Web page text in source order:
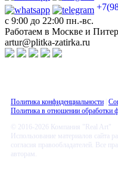
с 9:00 до 22:00 пн.-вс.
Работаем в Москве и
artur@plitka-zatirka.ru
Политика конфиденциальности
Политика в отношении обработки
© 2016-2026 Компания "Real Art"
Использование материалов сайта
согласия правообладателей. Все
авторам.